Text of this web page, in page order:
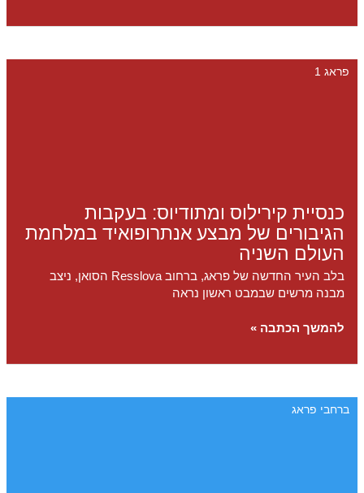
בפראג:
אינטראקטיבית
לכל
כנסיית קירילוס ומתודיוס: בעקבות
הגיבורים של מבצע אנתרופואיד במלחמת
העולם השניה
פראג 1
בלב העיר החדשה של פראג, ברחוב Resslova הסואן, ניצב
מבנה מרשים שבמבט ראשון נראה
כנסיית
ומתודיוס:
הגיבורים
של
להמשך הכתבה »
ברחבי פראג